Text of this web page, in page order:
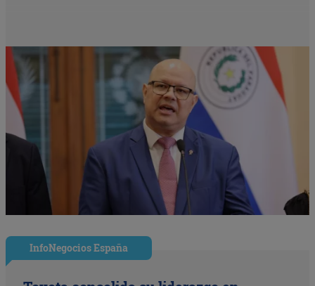
InfoNegocios España